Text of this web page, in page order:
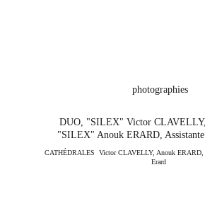
CATHÉDRALES  Victor CLAVELLY, Anouk ERARD,
Erard
DUO, "SILEX" Victor
"SILEX" Anouk ERARD,
photographies